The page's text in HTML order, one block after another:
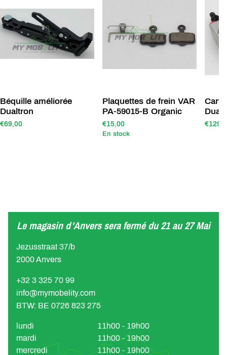
Béquille améliorée
Dualtron
€69,00
Plaquettes de frein VAR
PA-59015-B Organic
€15,00
En stock
Le magasin d'Anvers sera fermé du 21 au 27 Mai
Jezusstraat 37/b
2000 Anvers
+32 3 325 70 99
info@mymobelity.com
BTW: BE 0726 823 275
lundi
11h00 - 19h00
mardi
11h00 - 19h00
mercredi
11h00 - 19h00